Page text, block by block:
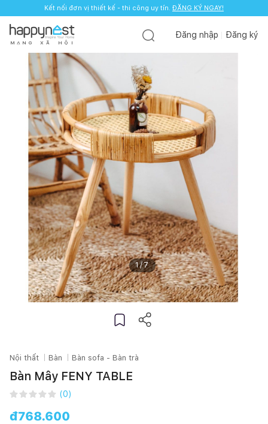
Kết nối đơn vị thiết kế - thi công uy tín. ĐĂNG KÝ NGAY!
M Ạ N G X Ã H Ộ I
Đăng nhập Đăng ký
1/7
Nội thất Bàn Bàn sofa - Bàn trà
Bàn Mây FENY TABLE
(0)
đ768.600